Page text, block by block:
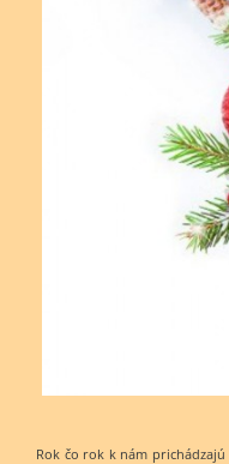
Rok čo rok k nám prichádzajú